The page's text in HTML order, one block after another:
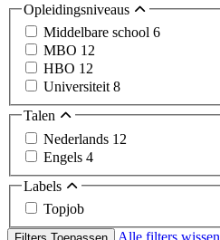
Opleidingsniveaus
Middelbare school 6
MBO 12
HBO 12
Universiteit 8
Talen
Nederlands 12
Engels 4
Labels
Topjob